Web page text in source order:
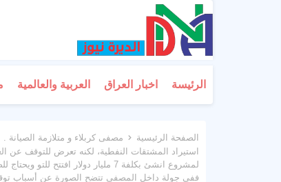
الرئيسة اخبار العراق العربية والعالمية
الصفحة الرئيسية
مصفى كربلاء و متلازمة الصيانة
استيراد المشتقات النفطية، لكنه تعرض للتوقف عن
لمشروع انشئ بكلفة 7 مليار دولار
ففي جولة داخل المصفى تتضح الصورة عن أسباب